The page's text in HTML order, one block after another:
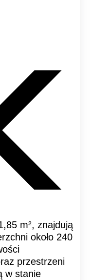
m², znajdują
około 240
przestrzeni
w stanie